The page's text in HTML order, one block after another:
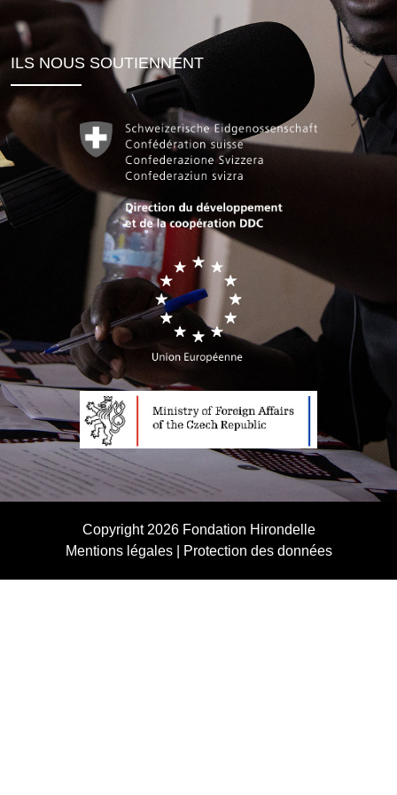
ILS NOUS SOUTIENNENT
Copyright 2026 Fondation Hirondelle
Mentions légales| Protection des données